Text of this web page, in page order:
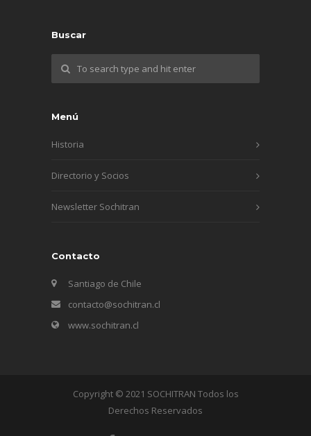
Buscar
Menú
Historia
Directorio y Socios
Newsletter Sochitran
Contacto
Santiago de Chile
contacto@sochitran.cl
www.sochitran.cl
Copyright © 2021 SOCHITRAN Todos los
Derechos Reservados